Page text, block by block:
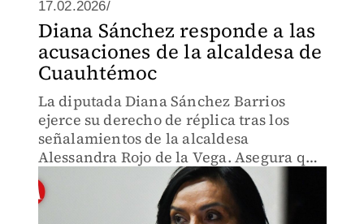
17.02.2026/
Diana Sánchez responde a las
acusaciones de la alcaldesa de
Cuauhtémoc
La diputada Diana Sánchez Barrios
ejerce su derecho de réplica tras los
señalamientos de la alcaldesa
Alessandra Rojo de la Vega. Asegura que
las acusaciones sobre agresiones en
Santa María La Ribera son un
"espectáculo plagiado".